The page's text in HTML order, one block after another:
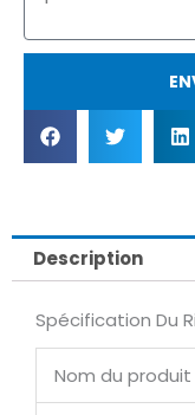
Description
Spécification Du
Nom du produit